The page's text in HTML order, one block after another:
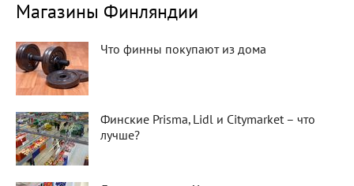
Магазины Финляндии
Что финны покупают из дома
Финские Prisma, Lidl и Citymarket – что
лучше?